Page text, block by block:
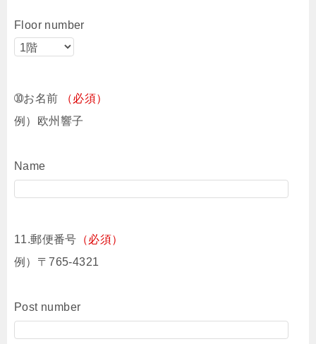
Floor number
➉お名前
（必須）
例）欧州響子
Name
11.郵便番号 （必須）
例）〒765-4321
Post number